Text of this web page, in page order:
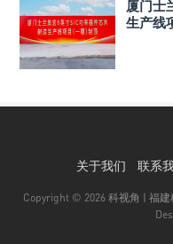
厦门士
生产线
关于我们 联系
Copyright © 2026 科视角 | 福